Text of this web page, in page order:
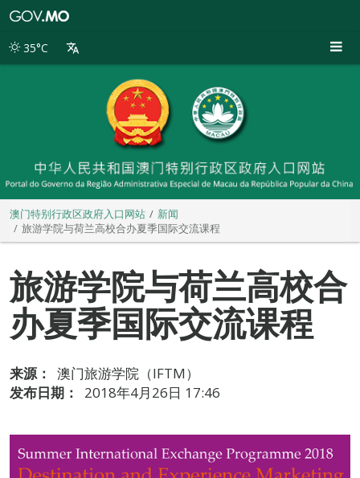
别
35°C
澳门特别行政区政府入口网站
新闻
旅游学院与荷兰高校合办夏季国际交流课程
旅游学院与荷兰高校合
办夏季国际交流课程
来源：
澳门旅游学院（IFTM）
发布日期：
2018年4月26日 17:46